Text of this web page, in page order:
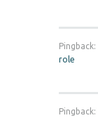
Pingback:
role
Pingback: